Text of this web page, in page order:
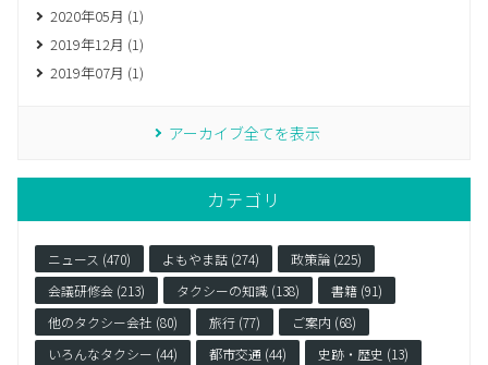
2020年05月 (1)
2019年12月 (1)
2019年07月 (1)
アーカイブ全てを表示
カテゴリ
ニュース (470) よもやま話 (274)
政策論 (225)
会議研修会 (213)
タクシーの知識 (138)
書籍 (91)
他のタクシー会社 (80)
旅行 (77)
ご案内 (68)
いろんなタクシー (44)
都市交通 (44)
史跡・歴史 (13)